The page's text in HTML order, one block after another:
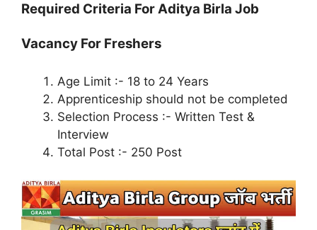
Required Criteria For Aditya Birla Job
Vacancy For Freshers
Age Limit :- 18 to 24 Years
Apprenticeship should not be completed
Selection Process :- Written Test &
Interview
Total Post :- 250 Post